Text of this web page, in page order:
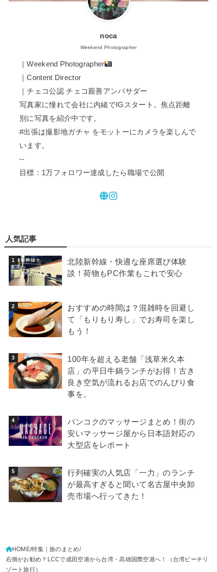
noca
Weekend Photographer
｜Weekend Photographer
｜Content Director
｜チェコ公認 チェコ親善アンバサダー
写真家に憧れて会社に内緒でIGスタート。焦点距離
別に写真を紹介中です。
#出張は撮影地ガチャ をモットーにカメラを楽しんで
います。
--
目標：1万フォロワー達成したら職場で公開
人気記事
北陸新幹線・快適な座席選び体験
談！荷物もPC作業もこれで安心
おすすめの時間は？混雑時を回避し
て「もりもり寿し」でお寿司を楽し
もう！
100年を超える老舗「浅草米久本
店」の平日牛鍋ランチがお得！古き
良き空気が流れるお店でのんびり食
事を。
バンコクのマッサージまとめ！街の
安いマッサージ屋から日本語対応の
大型店をレポート
行列確実の人気店「一力」のランチ
が最高すぎると聞いて名古屋中央卸
売市場へ行ってきた！
HOME 特集｜旅のまとめ
右側がお勧め？LCCで成田空港から台湾・高雄国際空港へ！（台湾ビーチリ
ゾート旅行）